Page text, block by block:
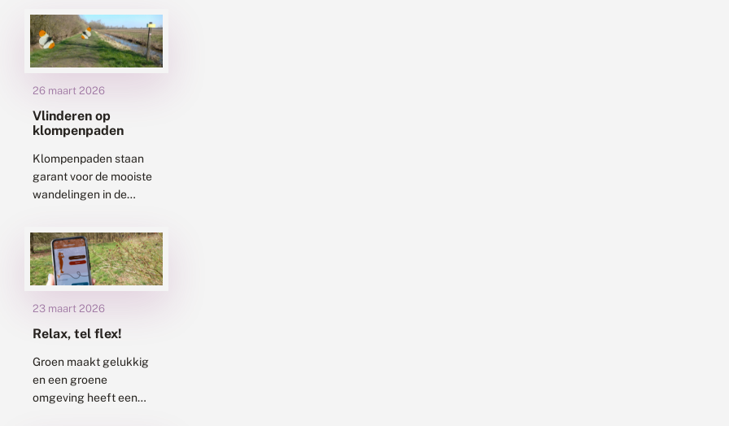
moeilijk om te bepalen
of de
biodiversiteitsdoelen
kunnen worden
gehaald. Dit omdat er...
26 maart 2026
Vlinderen op
klompenpaden
Klompenpaden staan
garant voor de mooiste
wandelingen in de
Gelderland. Wandelend
over landgoederen,
historische paden en
dwars door boerenland
is er veel...
23 maart 2026
Relax, tel flex!
Groen maakt gelukkig
en een groene
omgeving heeft een